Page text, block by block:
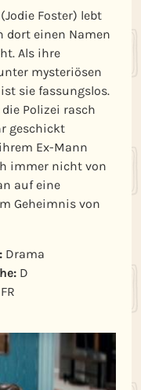
Foster) lebt
dort einen Namen
Als ihre
mysteriösen
sie fassungslos.
Polizei rasch
geschickt
Ex-Mann
immer nicht von
auf eine
Geheimnis von
Drama
D
FR